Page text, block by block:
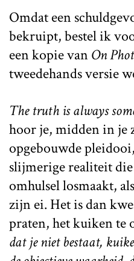
Omdat een
bekruipt, bestel ik
een kopie vanOn
tweedehands versie
The truth is always
hoor je, midden in je
opgebouwde
slijmerige realiteit
omhulsel losmaakt,
zijn ei. Het is dan
praten, het kuiken te
dat je niet bestaat,